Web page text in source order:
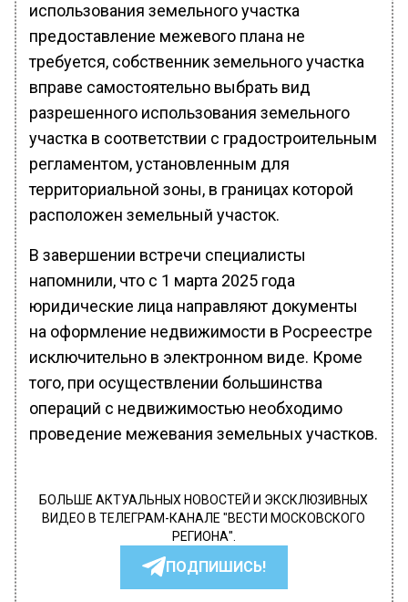
использования земельного участка
предоставление межевого плана не
требуется, собственник земельного участка
вправе самостоятельно выбрать вид
разрешенного использования земельного
участка в соответствии с градостроительным
регламентом, установленным для
территориальной зоны, в границах которой
расположен земельный участок.
В завершении встречи специалисты
напомнили, что с 1 марта 2025 года
юридические лица направляют документы
на оформление недвижимости в Росреестре
исключительно в электронном виде. Кроме
того, при осуществлении большинства
операций с недвижимостью необходимо
проведение межевания земельных участков.
БОЛЬШЕ АКТУАЛЬНЫХ НОВОСТЕЙ И ЭКСКЛЮЗИВНЫХ
ВИДЕО В ТЕЛЕГРАМ-КАНАЛЕ "ВЕСТИ МОСКОВСКОГО
РЕГИОНА".
ПОДПИШИСЬ!